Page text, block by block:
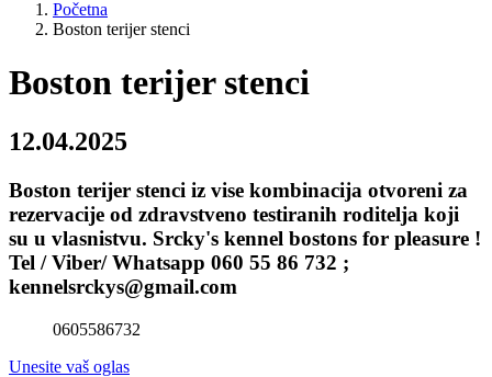
Početna
Boston terijer stenci
Boston terijer stenci
12.04.2025
Boston terijer stenci iz vise kombinacija otvoreni za
rezervacije od zdravstveno testiranih roditelja koji
su u vlasnistvu. Srcky's kennel bostons for pleasure !
Tel / Viber/ Whatsapp 060 55 86 732 ;
kennelsrckys@gmail.com
0605586732
Unesite vaš oglas